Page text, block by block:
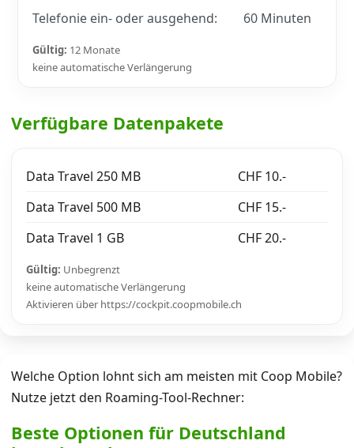
Telefonie ein- oder ausgehend:
60 Minuten
Gültig: 12 Monate
keine automatische Verlängerung
Verfügbare Datenpakete
Data Travel 250 MB
CHF 10.-
Data Travel 500 MB
CHF 15.-
Data Travel 1 GB
CHF 20.-
Gültig: Unbegrenzt
keine automatische Verlängerung
Aktivieren über https://cockpit.coopmobile.ch
Welche Option lohnt sich am meisten mit Coop Mobile?
Nutze jetzt den Roaming-Tool-Rechner:
Beste Optionen für Deutschland